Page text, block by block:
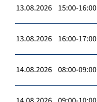
13.08.2026 15:00-16:00
13.08.2026 16:00-17:00
14.08.2026 08:00-09:00